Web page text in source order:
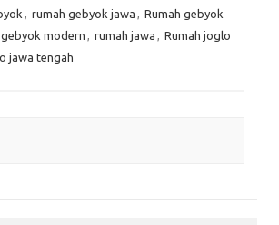
, rumah gebyok jawa , Rumah gebyok
modern , rumah jawa , Rumah joglo
jawa tengah